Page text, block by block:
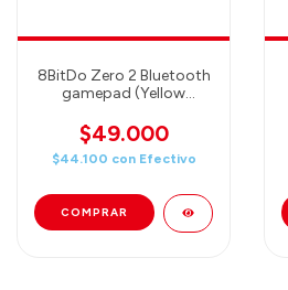
8BitDo Zero 2 Bluetooth
gamepad (Yellow
$49.000
$44.100 con Efectivo